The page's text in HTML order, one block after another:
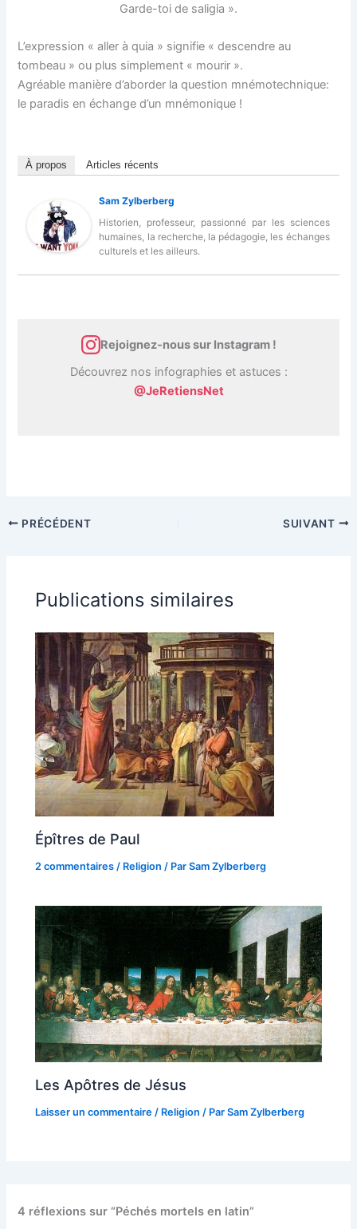
Garde-toi de saligia ».
L’expression « aller à quia » signifie « descendre au
tombeau » ou plus simplement « mourir ».
Agréable manière d’aborder la question mnémotechnique:
le paradis en échange d’un mnémonique !
À propos Articles récents
Sam Zylberberg
Historien, professeur, passionné par les sciences
humaines, la recherche, la pédagogie, les échanges
culturels et les ailleurs.
Rejoignez-nous sur Instagram !
Découvrez nos infographies et astuces :
@JeRetiensNet
PRÉCÉDENT SUIVANT
Publications similaires
Épîtres de Paul
2 commentaires / Religion / ParSam Zylberberg
Les Apôtres de Jésus
Laisser un commentaire / Religion / ParSam Zylberberg
4 réflexions sur “Péchés mortels en latin”